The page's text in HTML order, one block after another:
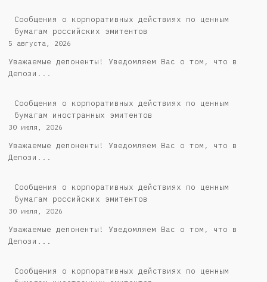
Cообщения о корпоративных действиях по ценным
бумагам российских эмитентов
5 августа, 2026
Уважаемые депоненты! Уведомляем Вас о том, что в
Депози...
Сообщения о корпоративных действиях по ценным
бумагам иностранных эмитентов
30 июля, 2026
Уважаемые депоненты! Уведомляем Вас о том, что в
Депози...
Cообщения о корпоративных действиях по ценным
бумагам российских эмитентов
30 июля, 2026
Уважаемые депоненты! Уведомляем Вас о том, что в
Депози...
Сообщения о корпоративных действиях по ценным